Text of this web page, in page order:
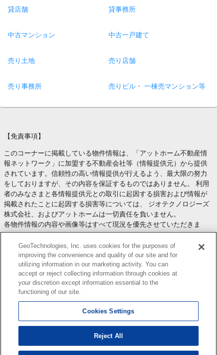
貸店舗 貸事務所
中古マンション 中古一戸建て
売り土地 売り店舗
売り事務所 売りビル・ 一棟売マンション等
【免責事項】
このコーナーに掲載している物件情報は、「アットホーム不動産情
報ネットワーク」に加盟する不動産会社等（情報提供元）から提供
されています。信頼性の高い情報提供が行えるよう、最大限の努力
をしておりますが、その内容を保証するものではありません。 利用
者のみなさまと各情報提供元との取引に起因する損害および情報が
掲載されたことに起因する損害等については、 ジオテクノロジーズ
株式会社、およびアットホームは一切責任を負いません。
各物件情報の内容や画像等はすべて現況を優先させていただきま
す。
お取引等（お取引の準備、資金調達等を含みます）の際には、内容
や契約条件等について、 各情報提供元より十分な説明を受け、ご自
身でご確認の上、判断してください。
このコーナーへの物件情報のご掲載、その他不動産業務ソリューシ
ョン等についての不動産会社様のお問合せはこちら
します。
Copyright(c) At Home Co.,Ltd. このサイトに掲載している情報の無断転載を禁止します。著作権
はアットホーム（株）またはその情報提供者に帰属します。
GeoTechnologies, Inc. uses cookies for the purposes of
improving the convenience and quality of our site and for
utilizing information in our marketing activity. You can
accept or reject collecting information through cookies at
your discretion except information essential to the
functioning of our site.
Cookies Settings
Reject All